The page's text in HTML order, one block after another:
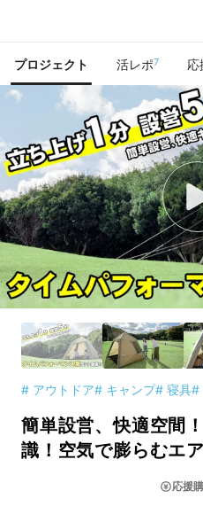
プロジェクト 活レポ7 応
# アウトドア# キャンプ# 寝具#
簡単設営、快適空間
識！空気で膨らむエ
応援